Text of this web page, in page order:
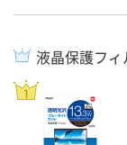
液晶保護フ